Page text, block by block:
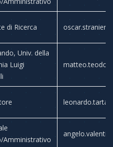
di Ricerca oscar.straniero
Univ. della
Luigi
matteo.teodori
Amministrativo
angelo.valentini